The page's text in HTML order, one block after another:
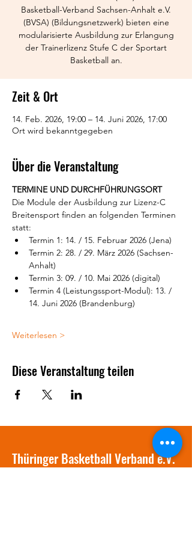
Basketball-Verband Sachsen-Anhalt e.V.
(BVSA) (Bildungsnetzwerk) bieten eine
modularisierte Ausbildung zur Erlangung
der Trainerlizenz Stufe C der Sportart
Basketball an.
Zeit & Ort
14. Feb. 2026, 19:00 – 14. Juni 2026, 17:00
Ort wird bekanntgegeben
Über die Veranstaltung
TERMINE UND DURCHFÜHRUNGSORT
Die Module der Ausbildung zur Lizenz-C
Breitensport finden an folgenden Terminen
statt:
Termin 1: 14. / 15. Februar 2026 (Jena)
Termin 2: 28. / 29. März 2026 (Sachsen-
Anhalt)
Termin 3: 09. / 10. Mai 2026 (digital)
Termin 4 (Leistungssport-Modul): 13. /
14. Juni 2026 (Brandenburg)
Weiterlesen >
Diese Veranstaltung teilen
Thüringer Basketball Verband e.V.